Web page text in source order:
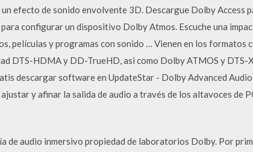
efecto de sonido envolvente 3D. Descargue Dolby Access
configurar un dispositivo Dolby Atmos. Escuche una
películas y programas con sonido … Vienen en los formatos
DTS-HDMA y DD-TrueHD, asi como Dolby ATMOS y DTS-
descargar software en UpdateStar - Dolby Advanced
y afinar la salida de audio a través de los altavoces de
de audio inmersivo propiedad de laboratorios Dolby. Por